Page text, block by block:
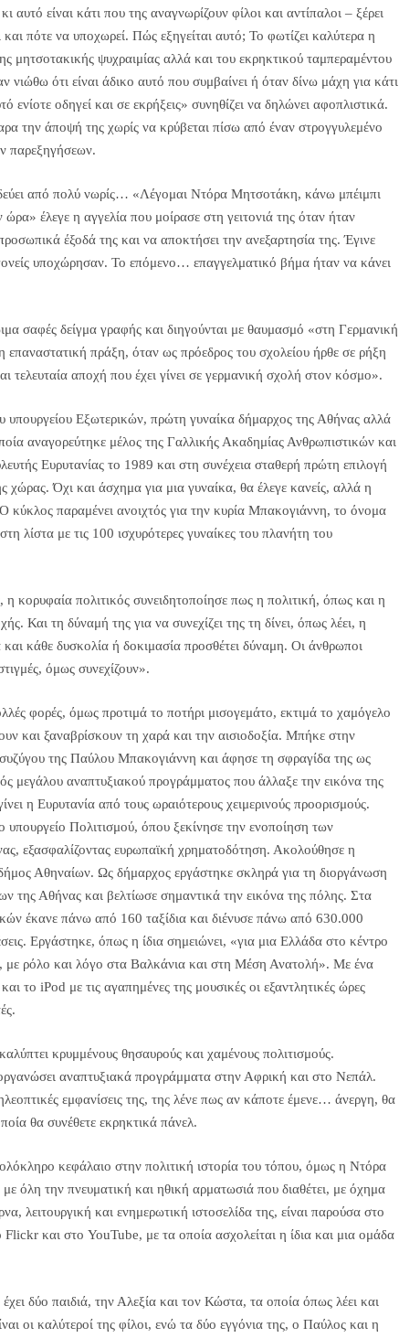
αυτό είναι κάτι που της αναγνωρίζουν φίλοι και αντίπαλοι – ξέρει
πότε να υποχωρεί. Πώς εξηγείται αυτό; Το φωτίζει καλύτερα η
μητσοτακικής ψυχραιμίας αλλά και του εκρηκτικού ταμπεραμέντου
ότι είναι άδικο αυτό που συμβαίνει ή όταν δίνω μάχη για κάτι
οδηγεί και σε εκρήξεις» συνηθίζει να δηλώνει αφοπλιστικά.
την άποψή της χωρίς να κρύβεται πίσω από έναν στρογγυλεμένο
παρεξηγήσεων.
από πολύ νωρίς… «Λέγομαι Nτόρα Μητσοτάκη, κάνω μπέιμπι
έλεγε η αγγελία που μοίρασε στη γειτονιά της όταν ήταν
έξοδά της και να αποκτήσει την ανεξαρτησία της. Έγινε
υποχώρησαν. Το επόμενο… επαγγελματικό βήμα ήταν να κάνει
σαφές δείγμα γραφής και διηγούνται με θαυμασμό «στη Γερμανική
πράξη, όταν ως πρόεδρος του σχολείου ήρθε σε ρήξη
τελευταία αποχή που έχει γίνει σε γερμανική σχολή στον κόσμο».
Εξωτερικών, πρώτη γυναίκα δήμαρχος της Αθήνας αλλά
αναγορεύτηκε μέλος της Γαλλικής Ακαδημίας Ανθρωπιστικών και
Ευρυτανίας το 1989 και στη συνέχεια σταθερή πρώτη επιλογή
Όχι και άσχημα για μια γυναίκα, θα έλεγε κανείς, αλλά η
κύκλος παραμένει ανοιχτός για την κυρία Mπακογιάννη, το όνομα
λίστα με τις 100 ισχυρότερες γυναίκες του πλανήτη του
κορυφαία πολιτικός συνειδητοποίησε πως η πολιτική, όπως και η
Και τη δύναμή της για να συνεχίζει της τη δίνει, όπως λέει, η
κάθε δυσκολία ή δοκιμασία προσθέτει δύναμη. Οι άνθρωποι
όμως συνεχίζουν».
φορές, όμως προτιμά το ποτήρι μισογεμάτο, εκτιμά το χαμόγελο
και ξαναβρίσκουν τη χαρά και την αισιοδοξία. Μπήκε στην
της Παύλου Μπακογιάννη και άφησε τη σφραγίδα της ως
μεγάλου αναπτυξιακού προγράμματος που άλλαξε την εικόνα της
η Ευρυτανία από τους ωραιότερους χειμερινούς προορισμούς.
υπουργείο Πολιτισμού, όπου ξεκίνησε την ενοποίηση των
εξασφαλίζοντας ευρωπαϊκή χρηματοδότηση. Ακολούθησε η
Αθηναίων. Ως δήμαρχος εργάστηκε σκληρά για τη διοργάνωση
της Αθήνας και βελτίωσε σημαντικά την εικόνα της πόλης. Στα
έκανε πάνω από 160 ταξίδια και διένυσε πάνω από 630.000
Εργάστηκε, όπως η ίδια σημειώνει, «για μια Ελλάδα στο κέντρο
ρόλο και λόγο στα Βαλκάνια και στη Μέση Ανατολή». Με ένα
το iPod με τις αγαπημένες της μουσικές οι εξαντλητικές ώρες
κρυμμένους θησαυρούς και χαμένους πολιτισμούς.
αναπτυξιακά προγράμματα στην Αφρική και στο Νεπάλ.
εμφανίσεις της, της λένε πως αν κάποτε έμενε… άνεργη, θα
θα συνέθετε εκρηκτικά πάνελ.
κεφάλαιο στην πολιτική ιστορία του τόπου, όμως η Ντόρα
όλη την πνευματική και ηθική αρματωσιά που διαθέτει, με όχημα
λειτουργική και ενημερωτική ιστοσελίδα της, είναι παρούσα στο
και στο YouTube, με τα οποία ασχολείται η ίδια και μια ομάδα
δύο παιδιά, την Αλεξία και τον Κώστα, τα οποία όπως λέει και
οι καλύτεροί της φίλοι, ενώ τα δύο εγγόνια της, ο Παύλος και η